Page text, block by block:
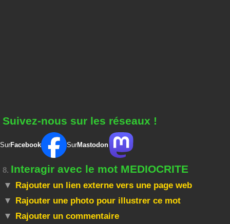
Suivez-nous sur les réseaux !
SurFacebook SurMastodon
8. Interagir avec le mot MEDIOCRITE
Rajouter un lien externe vers une page web
Rajouter une photo pour illustrer ce mot
Rajouter un commentaire